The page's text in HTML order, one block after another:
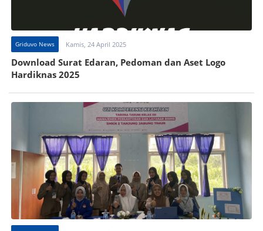
Griduvo News Kamis, 24 April 2025
Download Surat Edaran, Pedoman dan Aset Logo
Hardiknas 2025